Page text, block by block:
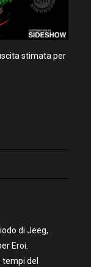
stimata per
di Jeeg,
Eroi.
del